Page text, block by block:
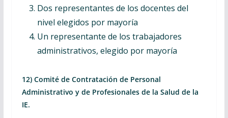
Dos representantes de los docentes del
nivel elegidos por mayoría
Un representante de los trabajadores
administrativos, elegido por mayoría
12) Comité de Contratación de Personal
Administrativo y de Profesionales de la Salud de la
IE.